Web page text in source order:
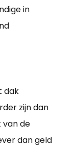
in
dak
zijn dan
van de
dan geld